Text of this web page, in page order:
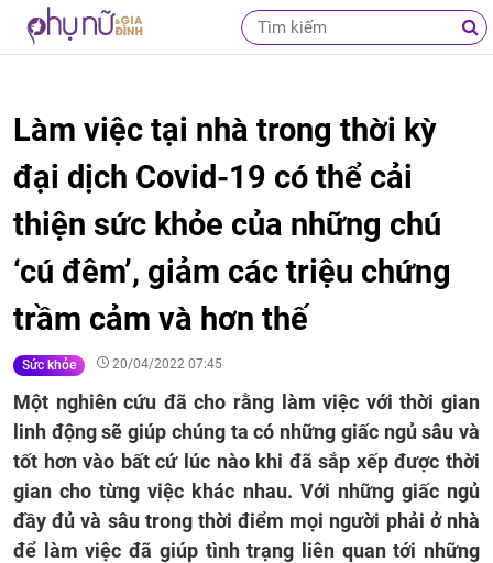
Làm việc tại nhà trong thời kỳ
đại dịch Covid-19 có thể cải
thiện sức khỏe của những chú
‘cú đêm’, giảm các triệu chứng
trầm cảm và hơn thế
Sức khỏe 20/04/2022 07:45
Một nghiên cứu đã cho rằng làm việc với thời gian
linh động sẽ giúp chúng ta có những giấc ngủ sâu và
tốt hơn vào bất cứ lúc nào khi đã sắp xếp được thời
gian cho từng việc khác nhau. Với những giấc ngủ
đầy đủ và sâu trong thời điểm mọi người phải ở nhà
để làm việc đã giúp tình trạng liên quan tới những